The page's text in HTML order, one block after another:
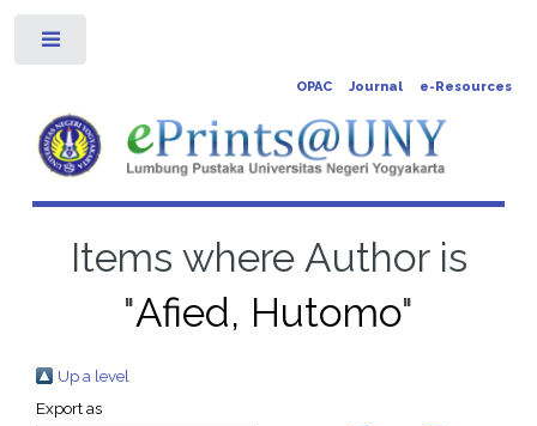
OPAC Journal e-Resources
Items where Author is
"Afied, Hutomo"
Up a level
Export as